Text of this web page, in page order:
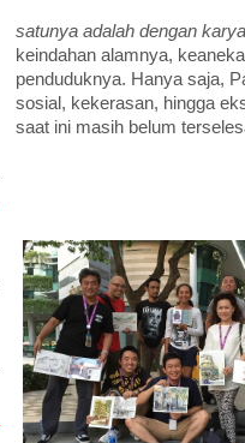
satunya adalah dengan
keindahan alamnya,
penduduknya. Hanya saja,
sosial, kekerasan, hingga
saat ini masih belum